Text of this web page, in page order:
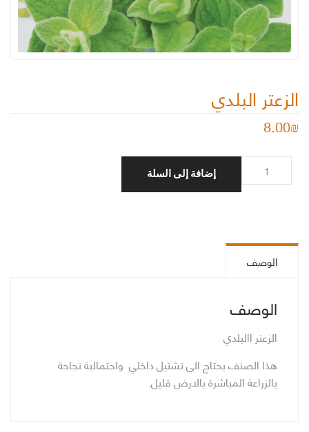
الزعتر البلدي
8.00₪
الزعتر
إضافة إلى السلة
الوصف
الوصف
الزعتر االبلدي
هذا الصنف يحتاج الى تشتيل داخلي واحتمالية نجاحة
بالزراعة المباشرة بالارض قليل.